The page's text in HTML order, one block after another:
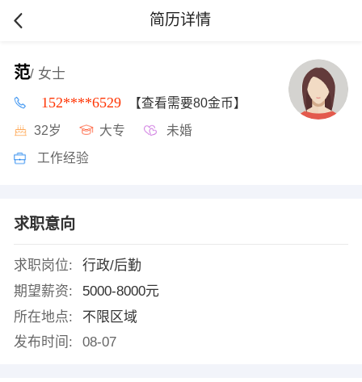
简历详情
范/ 女士
152****6529 【查看需要80金币】
32岁 大专 未婚
工作经验
求职意向
求职岗位:
行政/后勤
期望薪资:
5000-8000元
所在地点:
不限区域
发布时间:
08-07